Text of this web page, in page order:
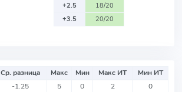
+2.5
18/20
+3.5
20/20
Ср. разница Макс Мин Макс ИТ
Мин ИТ
-1.25 5 0 2 0